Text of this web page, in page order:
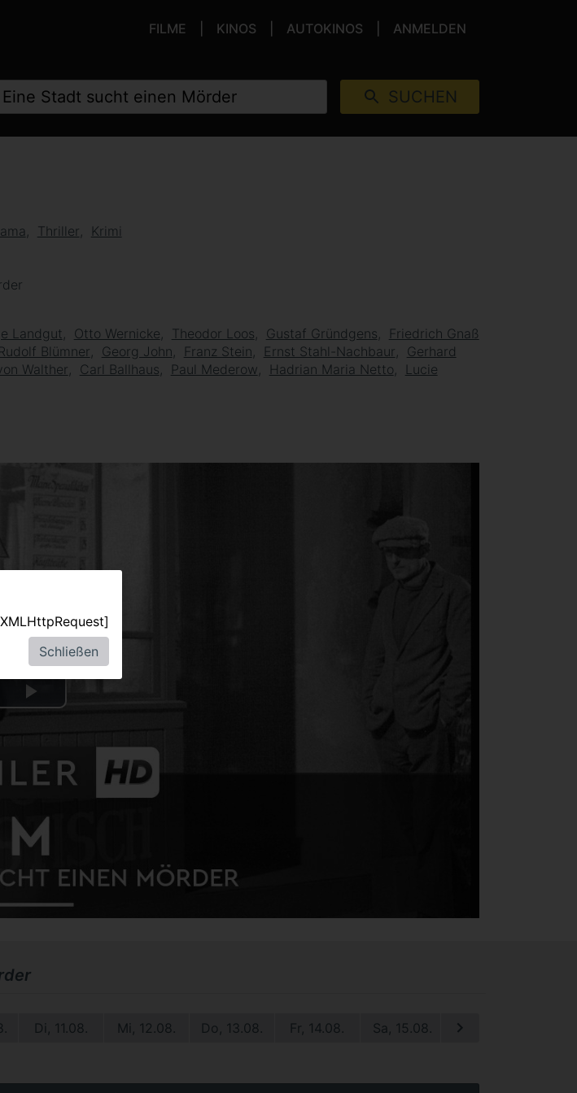
FILME KINOS AUTOKINOS ANMELDEN
SUCHEN
Thriller
Krimi
Landgut Otto Wernicke Theodor Loos Gustaf Gründgens
Friedrich Gnaß
Rudolf Blümner Georg John Franz Stein Ernst Stahl-Nachbaur
Gerhard
Walther Carl Ballhaus Paul Mederow Hadrian Maria Netto
Lucie
Video
abspielen
Di, 11.08. Mi, 12.08. Do, 13.08. Fr, 14.08. Sa, 15.08. So, 16.08.
Schließen